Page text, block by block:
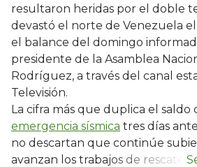
resultaron heridas por el doble
devastó el norte de Venezuela
el balance del domingo
presidente de la Asamblea
Rodríguez, a través del canal
Televisión.
La cifra más que duplica el saldo
emergencia sísmica tres días
no descartan que continúe
avanzan los trabajos de rescate.